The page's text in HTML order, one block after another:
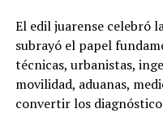
El edil juarense celebró
subrayó el papel
técnicas, urbanistas,
movilidad, aduanas,
convertir los